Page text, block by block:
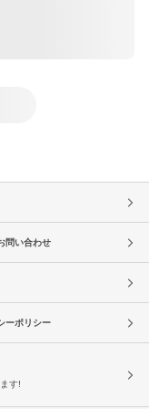
問い合わせ
ーポリシー
す!